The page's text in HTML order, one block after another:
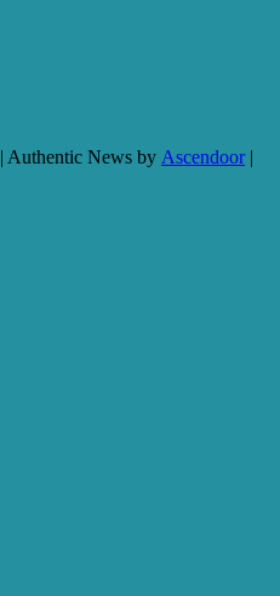
| Authentic News by Ascendoor|